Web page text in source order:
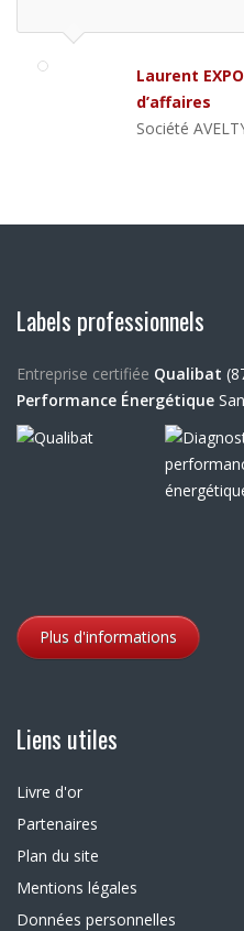
Laurent
d’affaires
Société
Labels professionnels
Entreprise certifiée Qualibat
Performance Énergétique
Plus d'informations
Liens utiles
Livre d'or
Partenaires
Plan du site
Mentions légales
Données personnelles